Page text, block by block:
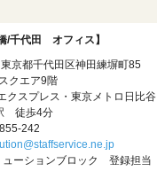
/千代田 オフィス】
京都千代田区神田練塀町85
クエア9階
クスプレス・東京メトロ日比谷
徒歩4分
242
ューションブロック 登録担当